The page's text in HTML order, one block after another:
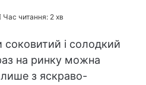
Час читання: 2 хв
соковитий і солодкий
на ринку можна
лише з яскраво-